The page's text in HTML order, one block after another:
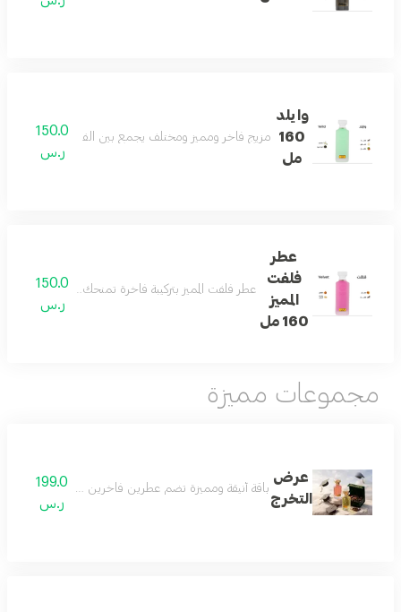
وايلد
160
مل
مزيج فاخر ومميز ومختلف يجمع بين الفانيلا والكمثرى
150.0
ر.س
عطر
فلفت
المميز
160 مل
عطر فلفت المميز بتركيبة فاخرة تمنحك رائحة منعشة
150.0
ر.س
مجموعات مميزة
عرض
التخرج
باقة أنيقة ومميزة تضم عطرين فاخرين مع عود مختار
199.0
ر.س